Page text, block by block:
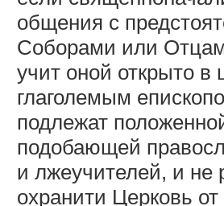
общения с
Соборами или
учит оной открыто в
глаголемым
подлежат
подобающей
и лжеучителей, и не
охранити Церковь